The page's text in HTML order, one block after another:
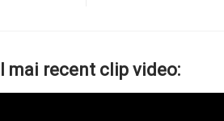
mai recent clip video: